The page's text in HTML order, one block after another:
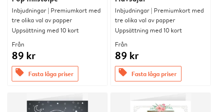
Inbjudningar | Premiumkort med
tre olika val av papper
Uppsättning med 10 kort
Från
89 kr
offers Fasta låga priser
Inbjudningar | Premiumkort med
tre olika val av papper
Uppsättning med 10 kort
Från
89 kr
offers Fasta låga priser